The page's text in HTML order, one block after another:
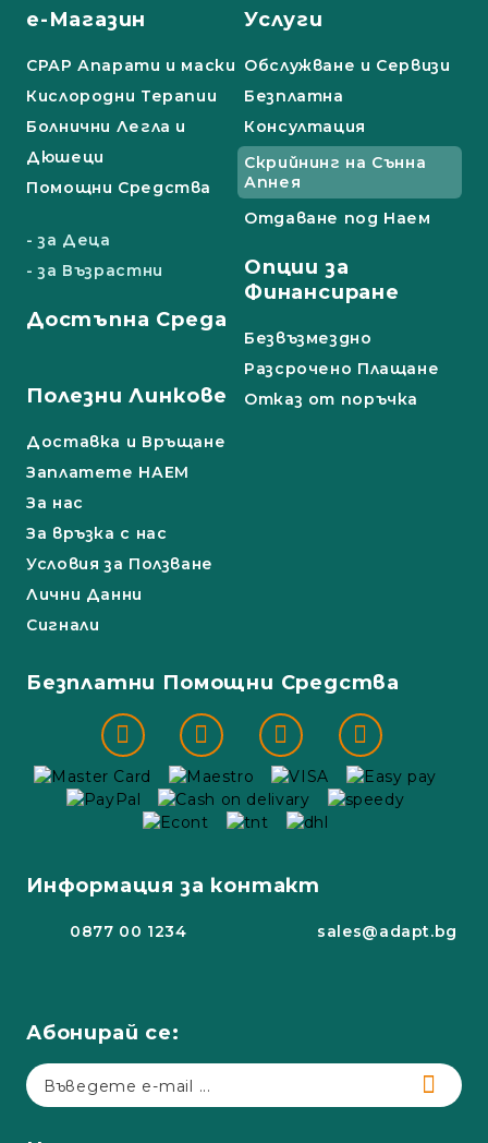
е-Магазин
СРАР Апарати и маски
Кислородни Терапии
Болнични Легла и
Дюшеци
Помощни Средства
- за Деца
- за Възрастни
Достъпна Среда
Услуги
Обслужване и Сервизи
Безплатна
Консултация
Скрийнинг на Сънна
Апнея
Отдаване под Наем
Опции за
Финансиране
Безвъзмездно
Разсрочено Плащане
Полезни Линкове
Доставка и Връщане
Заплатете НАЕМ
За нас
За връзка с нас
Условия за Ползване
Лични Данни
Сигнали
Отказ от поръчка
Безплатни Помощни Средства
Информация за контакт
0877 00 1234 sales@adapt.bg
Абонирай се: